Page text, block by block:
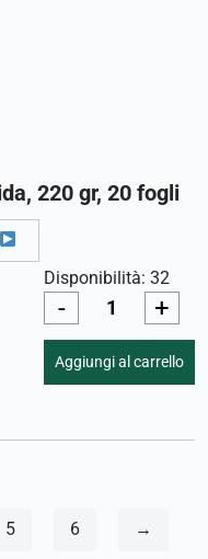
220 gr, 20 fogli
Disponibilità: 32
- +
Aggiungi al carrello
5 6 →